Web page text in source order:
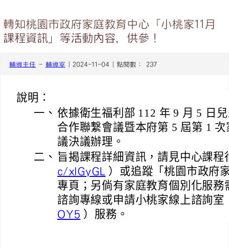
轉知桃園市政府家庭教育中心「小桃家11月
課程資訊」等活動內容，供參！
輔導主任 - 輔導室 | 2024-11-04 | 點閱數： 237
說明：
一、 依據衛生福利部 112 年 9 月 5 日
合作聯繫會議暨本府第 5 屆第 1
議決議辦理。
二、 旨揭課程詳細資訊，請見中心課
c/xlGyGL
）或追蹤「桃園市政府
專頁；另倘有家庭教育個別化服務
諮詢專線或申請小桃家線上諮詢
OY5 ）服務。